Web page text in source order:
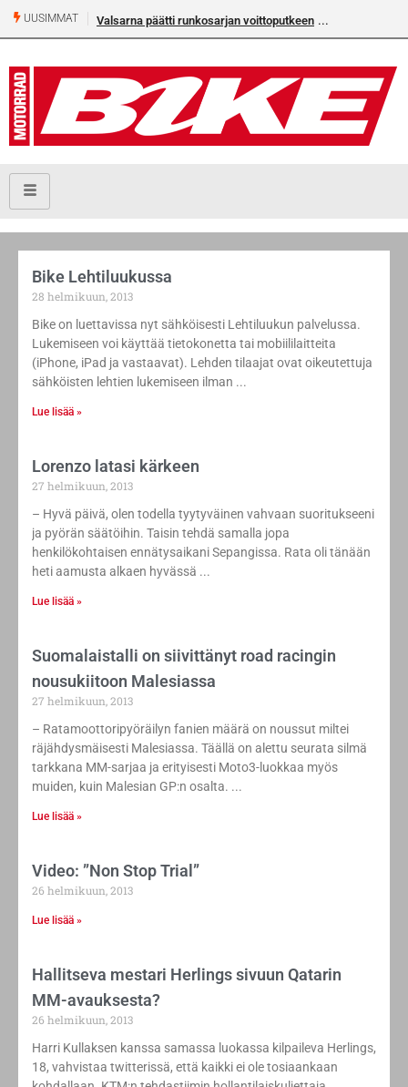
UUSIMMAT Valsarna päätti runkosarjan voittoputkeen
Bike Lehtiluukussa
28 helmikuun, 2013
Bike on luettavissa nyt sähköisesti Lehtiluukun palvelussa.
Lukemiseen voi käyttää tietokonetta tai mobiililaitteita
(iPhone, iPad ja vastaavat). Lehden tilaajat ovat oikeutettuja
sähköisten lehtien lukemiseen ilman
Lue lisää »
Lorenzo latasi kärkeen
27 helmikuun, 2013
– Hyvä päivä, olen todella tyytyväinen vahvaan suoritukseeni
ja pyörän säätöihin. Taisin tehdä samalla jopa
henkilökohtaisen ennätysaikani Sepangissa. Rata oli tänään
heti aamusta alkaen hyvässä
Lue lisää »
Suomalaistalli on siivittänyt road racingin
nousukiitoon Malesiassa
27 helmikuun, 2013
– Ratamoottoripyöräilyn fanien määrä on noussut miltei
räjähdysmäisesti Malesiassa. Täällä on alettu seurata silmä
tarkkana MM-sarjaa ja erityisesti Moto3-luokkaa myös
muiden, kuin Malesian GP:n osalta.
Lue lisää »
Video: ”Non Stop Trial”
26 helmikuun, 2013
Lue lisää »
Hallitseva mestari Herlings sivuun Qatarin
MM-avauksesta?
26 helmikuun, 2013
Harri Kullaksen kanssa samassa luokassa kilpaileva Herlings,
18, vahvistaa twitterissä, että kaikki ei ole tosiaankaan